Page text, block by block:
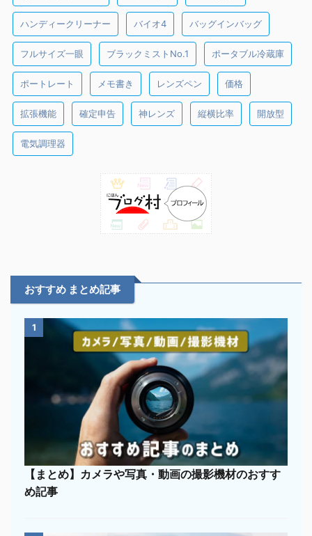
ハンディークリーナー バイオ4 バッグインバッグ
フルサイズ一眼 ブラックミストNo.1 ポータブル冷蔵庫
ポートレート メモ書き レンズペン 価格
拡張機能 確定申告 神レンズ 縦横比率 開放型
電気調理器
おすすめ まとめ記事
1
【まとめ】カメラや写真・動画の撮影機材のおすす
め記事